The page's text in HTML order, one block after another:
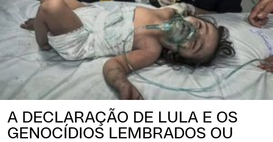
A DECLARAÇÃO DE LULA E OS
GENOCÍDIOS LEMBRADOS OU